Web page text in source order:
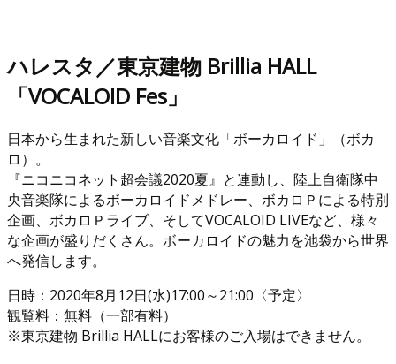
ハレスタ／東京建物 Brillia HALL
「VOCALOID Fes」
日本から生まれた新しい音楽文化「ボーカロイド」（ボカ
ロ）。
『ニコニコネット超会議2020夏』と連動し、陸上自衛隊中
央音楽隊によるボーカロイドメドレー、ボカロＰによる特別
企画、ボカロＰライブ、そしてVOCALOID LIVEなど、様々
な企画が盛りだくさん。ボーカロイドの魅力を池袋から世界
へ発信します。
日時：2020年8月12日(水)17:00～21:00〈予定〉
観覧料：無料（一部有料）
※東京建物 Brillia HALLにお客様のご入場はできません。